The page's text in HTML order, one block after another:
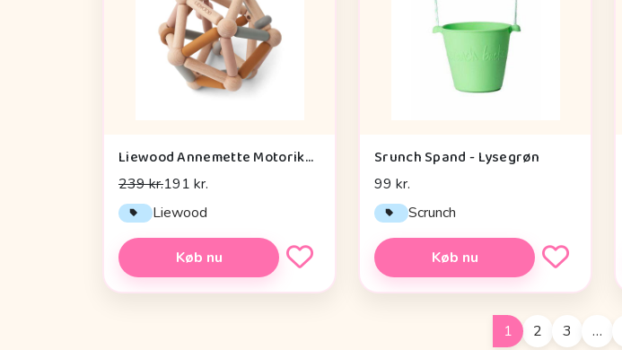
Liewood Annemette Motorikbold - Mustard Multi Mix
239 kr.191 kr.
Liewood
Køb nu
Srunch Spand - Lysegrøn
99 kr.
Scrunch
Køb nu
1 2 3 …